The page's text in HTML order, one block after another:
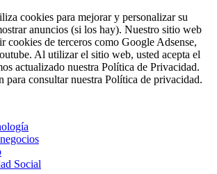
cookies para mejorar y personalizar su
anuncios (si los hay). Nuestro sitio web
cookies de terceros como Google Adsense,
Al utilizar el sitio web, usted acepta el
actualizado nuestra Política de Privacidad.
para consultar nuestra Política de privacidad.
Social